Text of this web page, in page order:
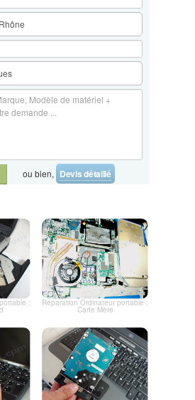
ou bien, Devis détaillé
: Réparation Ordinateur portable :
Carte Mère